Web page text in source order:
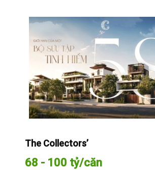
The Collectors’
68 - 100 tỷ/căn